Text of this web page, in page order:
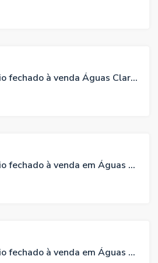
Casa em condomínio fechado à venda Águas Claras/Viamão/RS , referência 116
Casa em condomínio fechado à venda em Águas Claras/Viamão/RS , referência 102
Casa em condomínio fechado à venda em Águas Claras/Viamão/RS , referência 096